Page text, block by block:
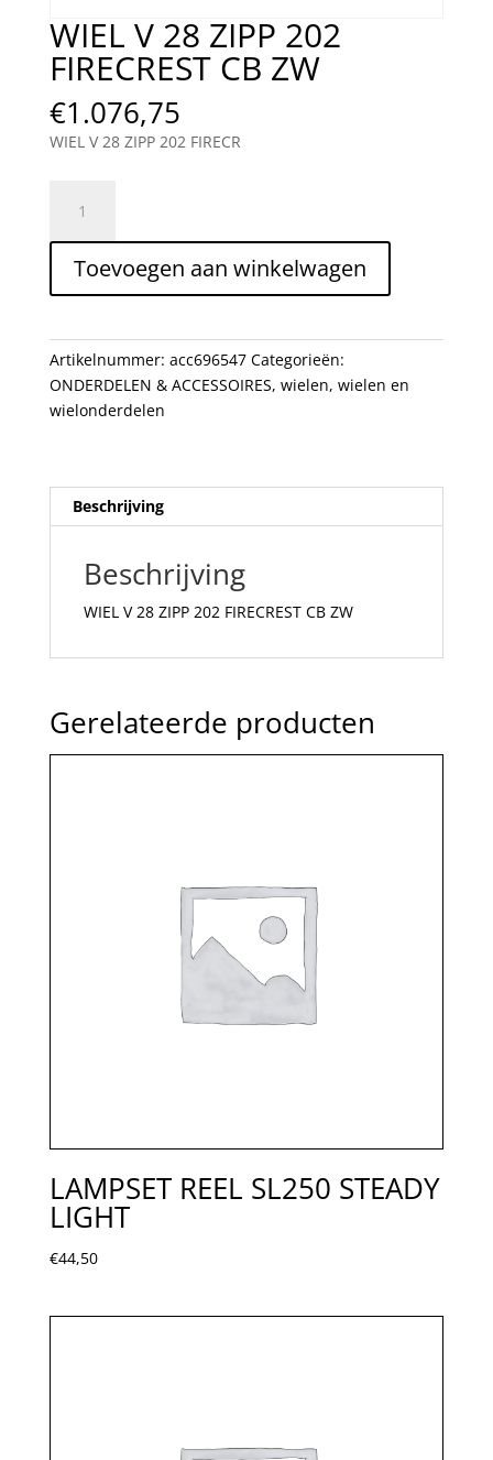
WIEL V 28 ZIPP 202
FIRECREST CB ZW
€1.076,75
WIEL V 28 ZIPP 202 FIRECR
28
ZIPP
202
CB
ZW
aantal
Toevoegen aan winkelwagen
Artikelnummer: acc696547 Categorieën:
ONDERDELEN & ACCESSOIRES, wielen, wielen en
wielonderdelen
Beschrijving
Beschrijving
WIEL V 28 ZIPP 202 FIRECREST CB ZW
Gerelateerde producten
LAMPSET REEL SL250 STEADY
LIGHT
€44,50